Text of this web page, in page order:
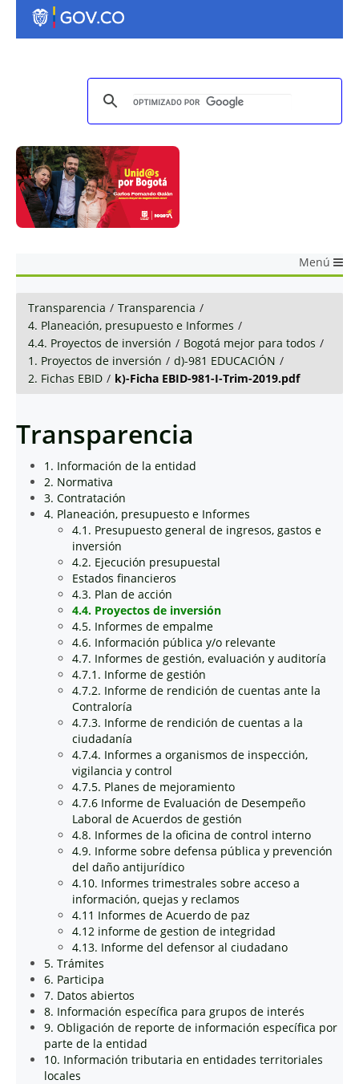
Menú
Transparencia / Transparencia /
4. Planeación, presupuesto e Informes /
4.4. Proyectos de inversión / Bogotá mejor para todos /
1. Proyectos de inversión / d)-981 EDUCACIÓN /
2. Fichas EBID / k)-Ficha EBID-981-I-Trim-2019.pdf
Transparencia
1. Información de la entidad
2. Normativa
3. Contratación
4. Planeación, presupuesto e Informes
4.1. Presupuesto general de ingresos, gastos e
inversión
4.2. Ejecución presupuestal
Estados financieros
4.3. Plan de acción
4.4. Proyectos de inversión
4.5. Informes de empalme
4.6. Información pública y/o relevante
4.7. Informes de gestión, evaluación y auditoría
4.7.1. Informe de gestión
4.7.2. Informe de rendición de cuentas ante la
Contraloría
4.7.3. Informe de rendición de cuentas a la
ciudadanía
4.7.4. Informes a organismos de inspección,
vigilancia y control
4.7.5. Planes de mejoramiento
4.7.6 Informe de Evaluación de Desempeño
Laboral de Acuerdos de gestión
4.8. Informes de la oficina de control interno
4.9. Informe sobre defensa pública y prevención
del daño antijurídico
4.10. Informes trimestrales sobre acceso a
información, quejas y reclamos
4.11 Informes de Acuerdo de paz
4.12 informe de gestion de integridad
4.13. Informe del defensor al ciudadano
5. Trámites
6. Participa
7. Datos abiertos
8. Información específica para grupos de interés
9. Obligación de reporte de información específica por
parte de la entidad
10. Información tributaria en entidades territoriales
locales